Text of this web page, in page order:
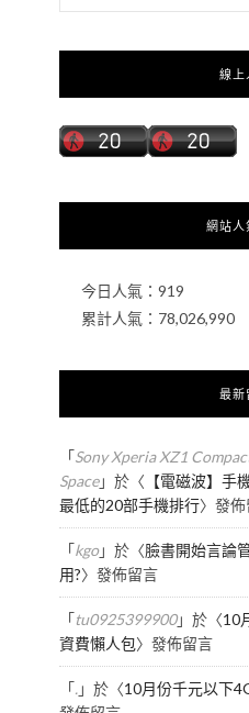
線上
網站人
今日人氣： 919
累計人氣： 78,026,990
最新
「Sony Xperia XZ1
Space」於〈 【電磁波】手
最低的20部手機排行〉發
「kgo」於〈臉書開始言論
用?〉發佈留言
「tu0925399900」於〈10
資費懶人包〉發佈留言
「.」於〈10月份千元以下